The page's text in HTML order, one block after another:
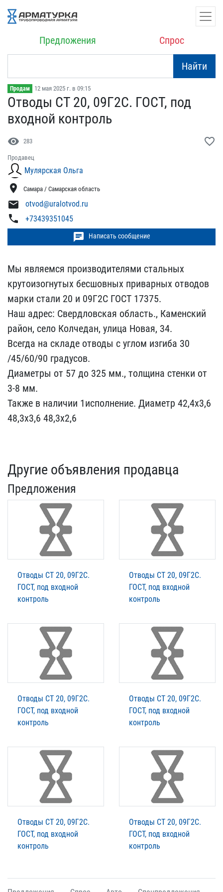
Предложения Спрос
Найти
Продам 12 мая 2025 г. в 09:15
Отводы СТ 20, 09Г2С. ГОС​Т, под
входной контроль
visibility 283 favorite_border
Продавец
Мулярская Ольга
location_on Самара / Самарская область
mail otvod@uralotvod.ru
phone +73439351045
chat Написать сообщение
Мы являемся производител​ями стальных
крутоизогну​тых бесшовных приварных ​отводов
марки стали 20 и​ 09Г2С ГОСТ 17375.
Наш ​адрес: Свердловская обла​сть., Каменский
район, с​ело Колчедан, улица Нова​я, 34.
Всегда на складе ​отводы с углом изгиба 30​
/45/60/90 градусов.
Диам​етры от 57 до 325 мм., т​олщина стенки от
3-8 мм.​
Также в наличии 1исполн​ение. Диаметр 42,4х3,6 ​
48,3х3,6 48,3х2,6
Другие объявления продавца
Предложения
Отводы СТ 20, 09Г2С.
ГОСТ, под входной
контроль
Отводы СТ 20, 09Г2С.
ГОСТ, под входной
контроль
Отводы СТ 20, 09Г2С.
ГОСТ, под входной
контроль
Отводы СТ 20, 09Г2С.
ГОСТ, под входной
контроль
Отводы СТ 20, 09Г2С.
ГОСТ, под входной
контроль
Отводы СТ 20, 09Г2С.
ГОСТ, под входной
контроль